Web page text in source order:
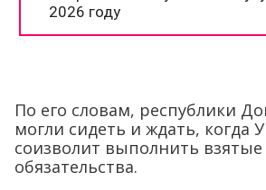
По его словам, республики
могли сидеть и ждать, когда
соизволит выполнить взятые
обязательства.